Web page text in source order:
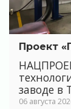
Проект
заводе в
06 августа